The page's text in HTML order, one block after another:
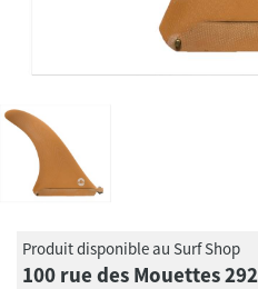
Produit disponible au Surf Shop
100 rue des Mouettes